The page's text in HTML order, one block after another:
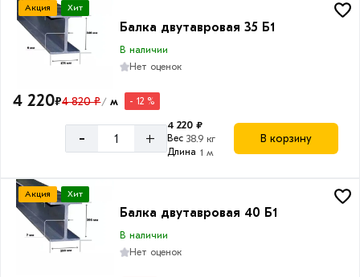
Акция Хит
Балка двутавровая 35 Б1
В наличии
Нет оценок
4 220₽4 820 ₽/ м - 12 %
- +
4 220 ₽
Вес 38.9 кг
Длина 1 м
В корзину
Акция Хит
Балка двутавровая 40 Б1
В наличии
Нет оценок